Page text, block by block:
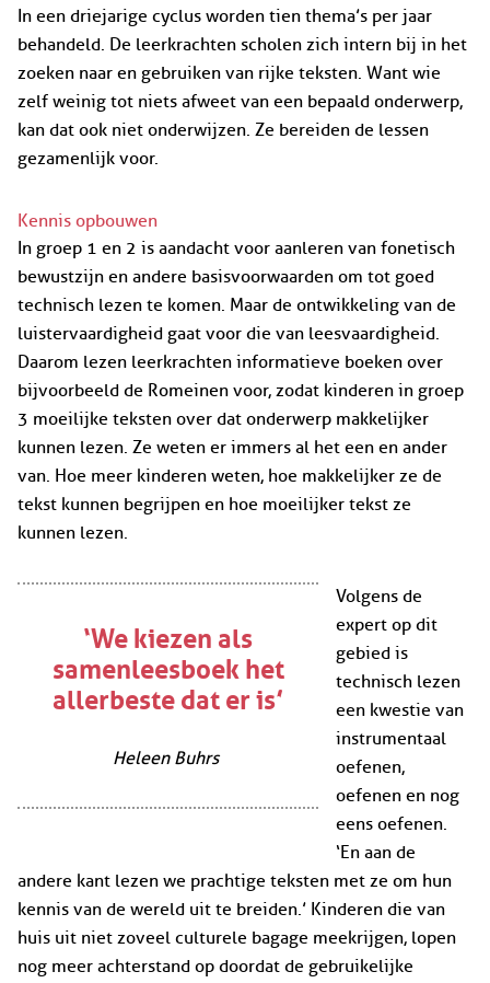
In een driejarige cyclus worden tien thema’s per jaar
behandeld. De leerkrachten scholen zich intern bij in het
zoeken naar en gebruiken van rijke teksten. Want wie
zelf weinig tot niets afweet van een bepaald onderwerp,
kan dat ook niet onderwijzen. Ze bereiden de lessen
gezamenlijk voor.
Kennis opbouwen
In groep 1 en 2 is aandacht voor aanleren van fonetisch
bewustzijn en andere basisvoorwaarden om tot goed
technisch lezen te komen. Maar de ontwikkeling van de
luistervaardigheid gaat voor die van leesvaardigheid.
Daarom lezen leerkrachten informatieve boeken over
bijvoorbeeld de Romeinen voor, zodat kinderen in groep
3 moeilijke teksten over dat onderwerp makkelijker
kunnen lezen. Ze weten er immers al het een en ander
van. Hoe meer kinderen weten, hoe makkelijker ze de
tekst kunnen begrijpen en hoe moeilijker tekst ze
kunnen lezen.
‘We kiezen als
samenleesboek het
allerbeste dat er is’
Heleen Buhrs
Volgens de
expert op dit
gebied is
technisch lezen
een kwestie van
instrumentaal
oefenen,
oefenen en nog
eens oefenen.
‘En aan de
andere kant lezen we prachtige teksten met ze om hun
kennis van de wereld uit te breiden.’ Kinderen die van
huis uit niet zoveel culturele bagage meekrijgen, lopen
nog meer achterstand op doordat de gebruikelijke